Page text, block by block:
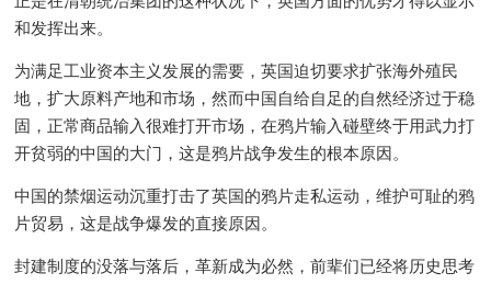
和发挥出来。
为满足工业资本主义发展的需要，英国迫切要求扩张海外殖民
地，扩大原料产地和市场，然而中国自给自足的自然经济过于稳
固，正常商品输入很难打开市场，在鸦片输入碰壁终于用武力打
开贫弱的中国的大门，这是鸦片战争发生的根本原因。
中国的禁烟运动沉重打击了英国的鸦片走私运动，维护可耻的鸦
片贸易，这是战争爆发的直接原因。
封建制度的没落与落后，革新成为必然，前辈们已经将历史思考